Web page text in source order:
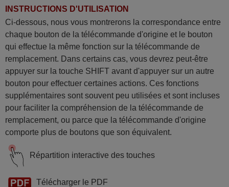
INSTRUCTIONS D'UTILISATION
Ci-dessous, nous vous montrerons la correspondance entre
chaque bouton de la télécommande d'origine et le bouton
qui effectue la même fonction sur la télécommande de
remplacement. Dans certains cas, vous devrez peut-être
appuyer sur la touche SHIFT avant d'appuyer sur un autre
bouton pour effectuer certaines actions. Ces fonctions
supplémentaires sont souvent peu utilisées et sont incluses
pour faciliter la compréhension de la télécommande de
remplacement, ou parce que la télécommande d'origine
comporte plus de boutons que son équivalent.
Répartition interactive des touches
Télécharger le PDF